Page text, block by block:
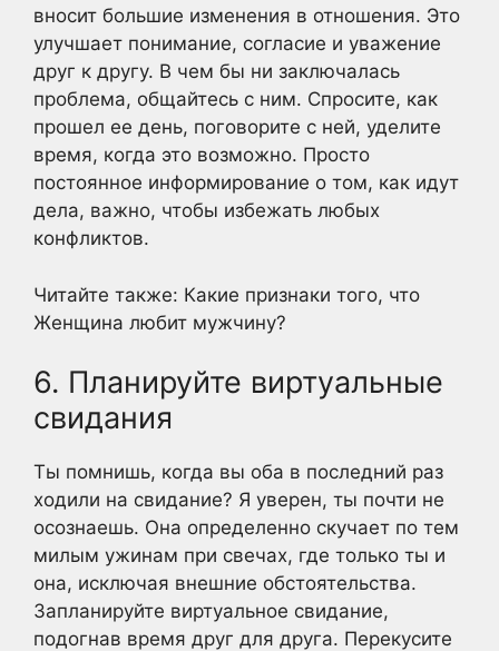
вносит большие изменения в отношения. Это
улучшает понимание, согласие и уважение
друг к другу. В чем бы ни заключалась
проблема, общайтесь с ним. Спросите, как
прошел ее день, поговорите с ней, уделите
время, когда это возможно. Просто
постоянное информирование о том, как идут
дела, важно, чтобы избежать любых
конфликтов.
Читайте также: Какие признаки того, что
Женщина любит мужчину?
6. Планируйте виртуальные
свидания
Ты помнишь, когда вы оба в последний раз
ходили на свидание? Я уверен, ты почти не
осознаешь. Она определенно скучает по тем
милым ужинам при свечах, где только ты и
она, исключая внешние обстоятельства.
Запланируйте виртуальное свидание,
подогнав время друг для друга. Перекусите